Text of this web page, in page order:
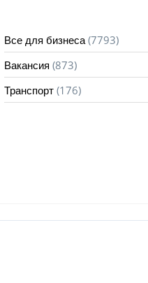
Все для бизнеса (7793)
Вакансия (873)
Транспорт (176)